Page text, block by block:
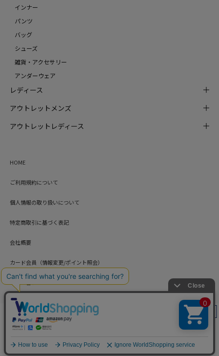
絞り込み
インナー
パンツ
バッグ
シューズ
雑貨・アクセサリー
アンダーウェア
レディース
アウトレットメンズ
アウトレットレディース
HOME
ご利用規約について
個人情報の取り扱いについて
特定商取引に基づく表記
会社概要
カード会員（情報変更/ポイント照会）
Copyright © HARUYAMA TRADING CO.,LTD. All Rights Reserved.